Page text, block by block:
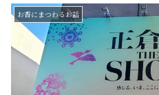
お香にまつわるお話